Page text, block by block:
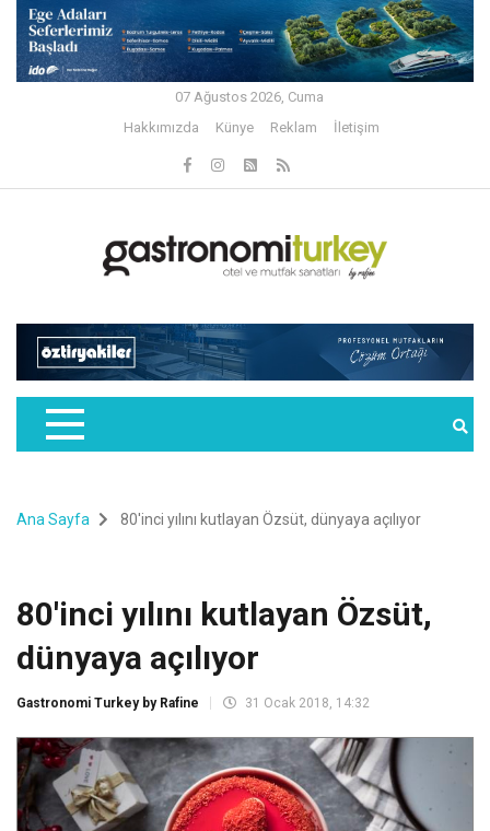
07 Ağustos 2026, Cuma
Hakkımızda
Künye Reklam İletişim
Ana Sayfa 80'inci yılını kutlayan Özsüt, dünyaya açılıyor
80'inci yılını kutlayan Özsüt,
dünyaya açılıyor
Gastronomi Turkey by Rafine 31 Ocak 2018, 14:32